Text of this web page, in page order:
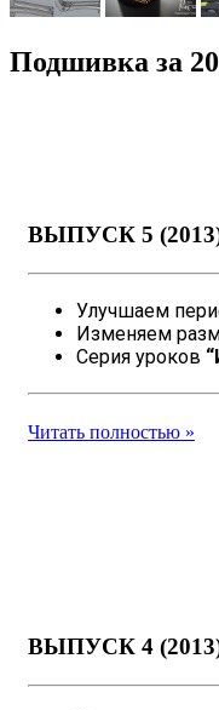
Подшивка за
ВЫПУСК 5
Улучшаем
Изменяем
Серия уроков
Читать полностью »
ВЫПУСК 4